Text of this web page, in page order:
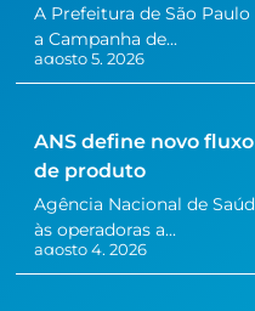
A Prefeitura de São
a Campanha de...
agosto 5, 2026
ANS define novo
de produto
Agência Nacional de
às operadoras a...
agosto 4, 2026